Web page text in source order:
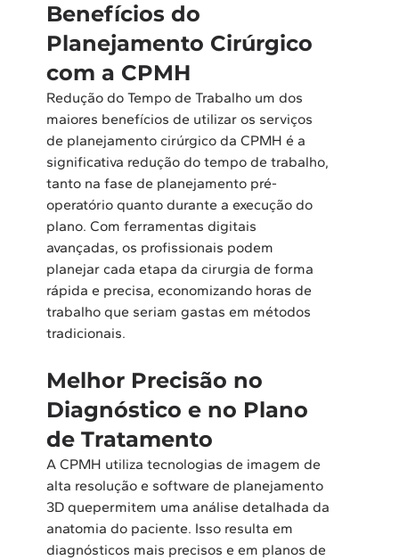
Benefícios do
Planejamento Cirúrgico
com a CPMH
Redução do Tempo de Trabalho um dos
maiores benefícios de utilizar os serviços
de planejamento cirúrgico da CPMH é a
significativa redução do tempo de trabalho,
tanto na fase de planejamento pré-
operatório quanto durante a execução do
plano. Com ferramentas digitais
avançadas, os profissionais podem
planejar cada etapa da cirurgia de forma
rápida e precisa, economizando horas de
trabalho que seriam gastas em métodos
tradicionais.
Melhor Precisão no
Diagnóstico e no Plano
de Tratamento
A CPMH utiliza tecnologias de imagem de
alta resolução e software de planejamento
3D quepermitem uma análise detalhada da
anatomia do paciente. Isso resulta em
diagnósticos mais precisos e em planos de